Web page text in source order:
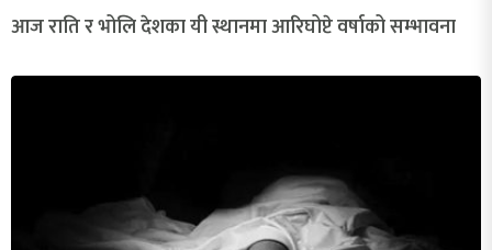
आज राति र भोलि देशका यी स्थानमा आरिघोप्टे वर्षाको सम्भावना